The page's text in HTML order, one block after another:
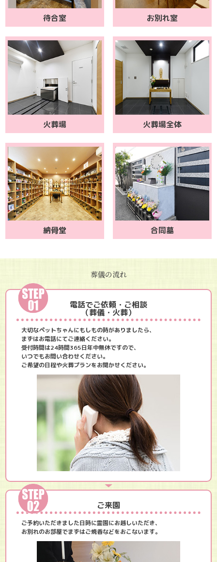
待合室 お別れ室
火葬場 火葬場全体
納骨堂 合同墓
葬儀の流れ
電話でご依頼・ご相談
（葬儀・火葬）
大切なペットちゃんにもしもの時がありましたら、
まずはお電話にてご連絡ください。
受付時間は24時間365日年中無休ですので、
いつでもお問い合わせください。
ご希望の日程や火葬プランをお聞かせください。
ご来園
ご予約いただきました日時に霊園にお越しいただき、
お別れのお部屋でまずはご焼香などをおこないます。